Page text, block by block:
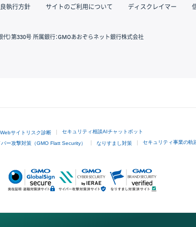
執行方針 サイトのご利用について ディスクレイマー
）第330号 所属銀行：GMOあおぞらネット銀行株式会社
Webサイトリスク診断 セキュリティ相談AIチャットボット
ー攻撃対策（GMO Flatt Security） なりすまし対策 セキュリティ事業の軌